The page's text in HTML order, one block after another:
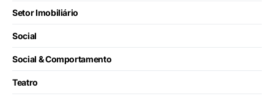
Setor Imobiliário
Social
Social & Comportamento
Teatro